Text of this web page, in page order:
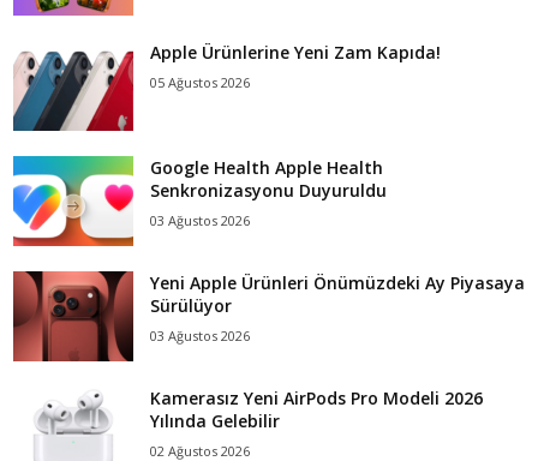
Apple Ürünlerine Yeni Zam Kapıda!
05 Ağustos 2026
Google Health Apple Health
Senkronizasyonu Duyuruldu
03 Ağustos 2026
Yeni Apple Ürünleri Önümüzdeki Ay Piyasaya
Sürülüyor
03 Ağustos 2026
Kamerasız Yeni AirPods Pro Modeli 2026
Yılında Gelebilir
02 Ağustos 2026